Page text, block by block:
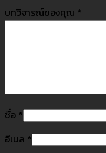
บทวิจารณ์ของคุณ *
ชื่อ *
อีเมล *